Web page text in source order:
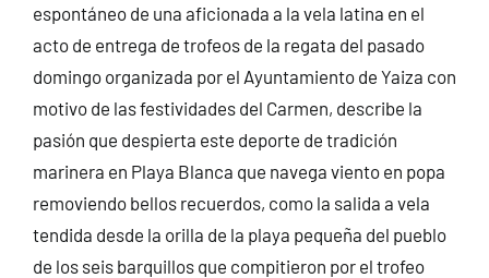
espontáneo de una aficionada a la vela latina en el
acto de entrega de trofeos de la regata del pasado
domingo organizada por el Ayuntamiento de Yaiza con
motivo de las festividades del Carmen, describe la
pasión que despierta este deporte de tradición
marinera en Playa Blanca que navega viento en popa
removiendo bellos recuerdos, como la salida a vela
tendida desde la orilla de la playa pequeña del pueblo
de los seis barquillos que compitieron por el trofeo